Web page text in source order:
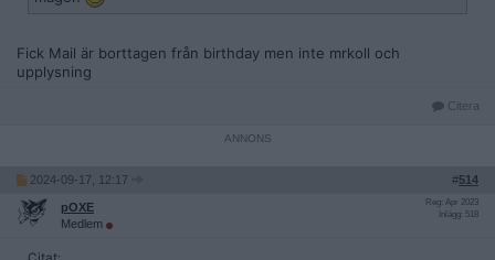
Fick Mail är borttagen från birthday men inte mrkoll och
upplysning
Citera
2024-09-17, 12:17 #514
pOXE
Medlem
Reg: Apr 2023
Inlägg: 518